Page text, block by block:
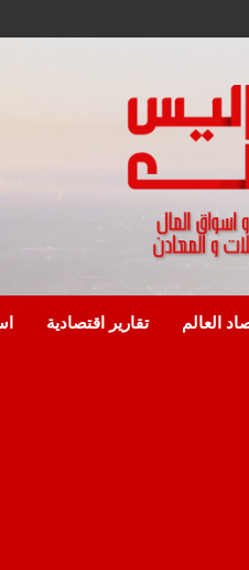
العالم تقارير اقتصادية